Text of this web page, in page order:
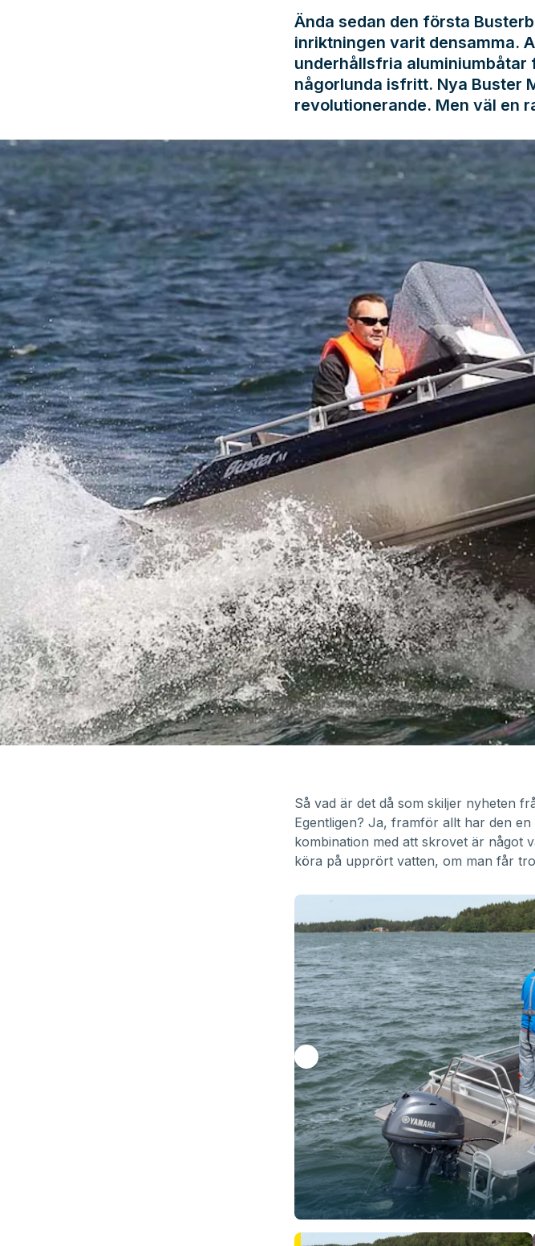
Ända sedan den första
inriktningen varit densamma.
underhållsfria aluminiumbåtar
någorlunda isfritt. Nya Buster
revolutionerande. Men väl en
Så vad är det då som skiljer nyheten
Egentligen? Ja, framför allt har den
kombination med att skrovet är något
köra på upprört vatten, om man får